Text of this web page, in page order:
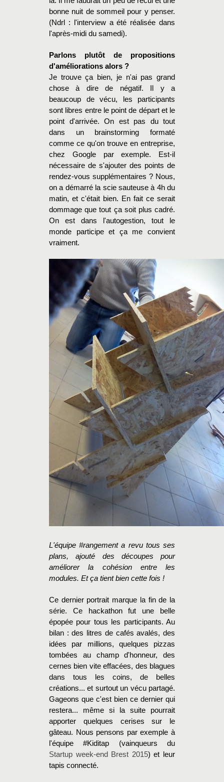
bonne nuit de sommeil pour y penser.
(Ndrl : l'interview a été réalisée dans
l'après-midi du samedi).
Parlons plutôt de propositions
d'améliorations alors ?
Je trouve ça bien, je n'ai pas grand
chose à dire de négatif. Il y a
beaucoup de vécu, les participants
sont libres entre le point de départ et le
point d'arrivée. On est pas du tout
dans un brainstorming formaté
comme ce qu'on trouve en entreprise,
chez Google par exemple. Est-il
nécessaire de s'ajouter des points de
rendez-vous supplémentaires ? Nous,
on a démarré la scie sauteuse à 4h du
matin, et c'était bien. En fait ce serait
dommage que tout ça soit plus cadré.
On est dans l'autogestion, tout le
monde participe et ça me convient
vraiment.
L'équipe #rangement a revu tous ses
plans, ajouté des découpes pour
améliorer la cohésion entre les
modules. Et ça tient bien cette fois !
Ce dernier portrait marque la fin de la
série. Ce hackathon fut une belle
épopée pour tous les participants. Au
bilan : des litres de cafés avalés, des
idées par millions, quelques pizzas
tombées au champ d'honneur, des
cernes bien vite effacées, des blagues
dans tous les coins, de belles
créations... et surtout un vécu partagé.
Gageons que c'est bien ce dernier qui
restera... même si la suite pourrait
apporter quelques cerises sur le
gâteau. Nous pensons par exemple à
l'équipe #Kiditap (vainqueurs du
Startup week-end Brest 2015) et leur
tapis connecté.